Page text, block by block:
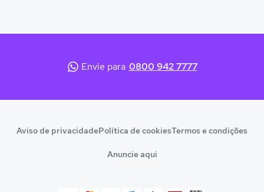
Envie para 0800 942 7777
Aviso de privacidadePolítica de cookiesTermos e condições
Anuncie aqui